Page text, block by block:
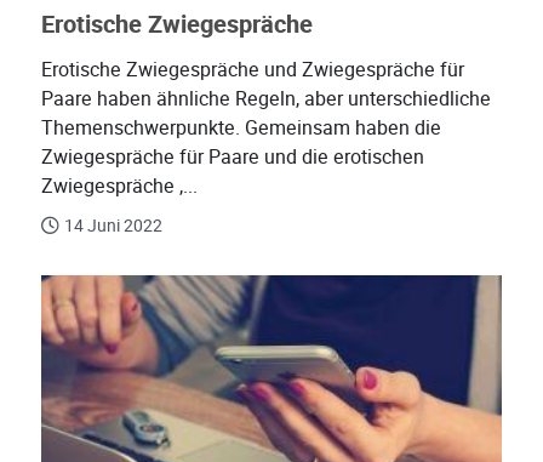
Erotische Zwiegespräche
Erotische Zwiegespräche und Zwiegespräche für
Paare haben ähnliche Regeln, aber unterschiedliche
Themenschwerpunkte. Gemeinsam haben die
Zwiegespräche für Paare und die erotischen
Zwiegespräche ,...
14 Juni 2022